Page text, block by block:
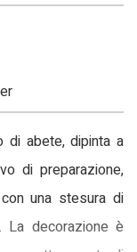
di abete, dipinta a
di preparazione,
una stesura di
La decorazione è